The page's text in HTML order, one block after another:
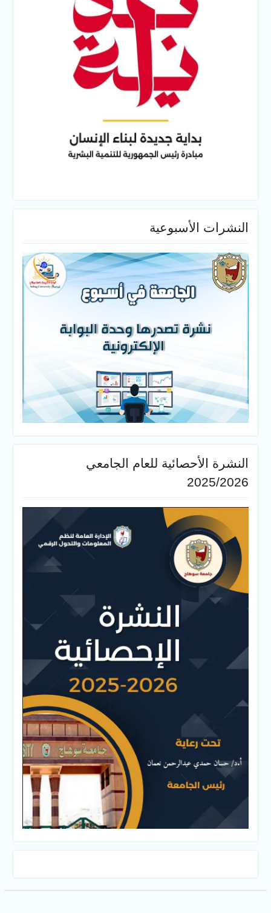
النشرات الأسبوعية
النشرة الأحصائية للعام الجامعي
2025/2026